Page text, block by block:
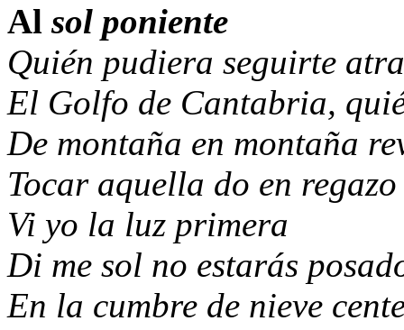
Al sol poniente
Quién pudiera seguirte
El Golfo de Cantabria,
De montaña en montaña
Tocar aquella do en
Vi yo la luz primera
Di me sol no estarás
En la cumbre de nieve